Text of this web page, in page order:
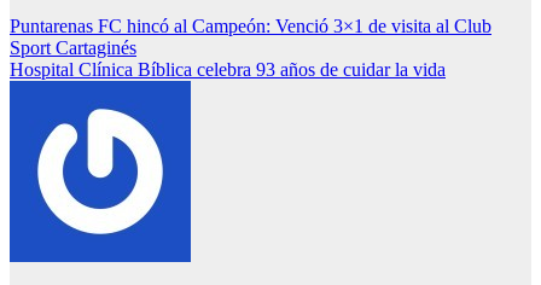
Puntarenas FC hincó al Campeón: Venció 3×1 de visita al Club
Sport Cartaginés
Hospital Clínica Bíblica celebra 93 años de cuidar la vida